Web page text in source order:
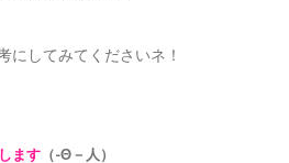
にしてみてくださいネ！
ます （-Θ－人）